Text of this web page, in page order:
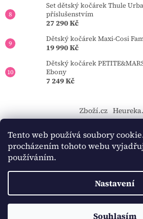
Tento web používá soubory
procházením tohoto webu
používáním.
Nastavení
Souhlasím
Set dětský kočárek Thule
příslušenstvím
27 290 Kč
Dětský kočárek Maxi-Cosi
19 990 Kč
Dětský kočárek
Ebony
7 249 Kč
Zboží.cz
https://tourmkr.com/
Vytvořil
Copyright 2026BAMBINO-
vyhrazena.